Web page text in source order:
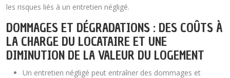
les risques liés à un entretien négligé.
DOMMAGES ET DÉGRADATIONS : DES COÛTS À
LA CHARGE DU LOCATAIRE ET UNE
DIMINUTION DE LA VALEUR DU LOGEMENT
Un entretien négligé peut entraîner des dommages et